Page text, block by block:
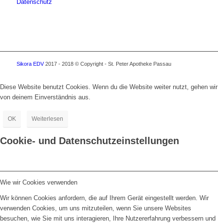
Datenschutz
Sikora EDV2017 - 2018 © Copyright - St. Peter Apotheke Passau
Diese Website benutzt Cookies. Wenn du die Website weiter nutzt, gehen wir
von deinem Einverständnis aus.
OK Weiterlesen
Cookie- und Datenschutzeinstellungen
Wie wir Cookies verwenden
Wir können Cookies anfordern, die auf Ihrem Gerät eingestellt werden. Wir
verwenden Cookies, um uns mitzuteilen, wenn Sie unsere Websites
besuchen, wie Sie mit uns interagieren, Ihre Nutzererfahrung verbessern und